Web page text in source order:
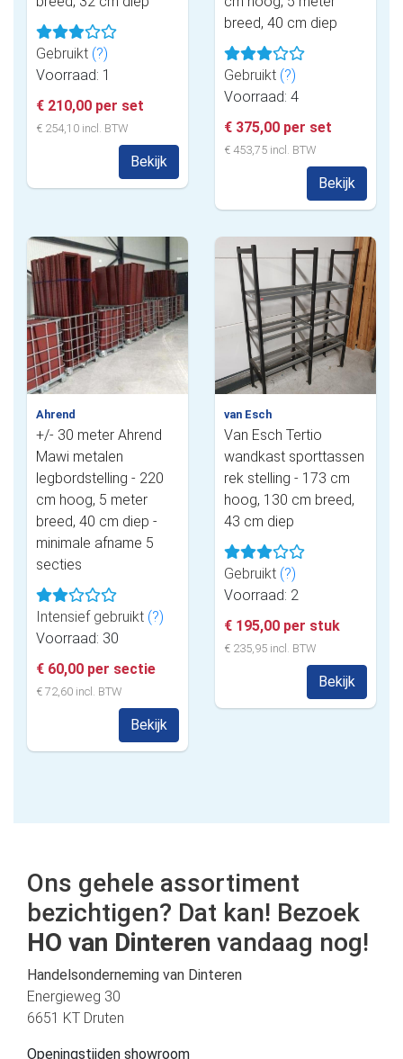
Gebruikt (?)
Voorraad: 1
€ 210,00 per set
€ 254,10 incl. BTW
Bekijk
breed, 40 cm diep
Gebruikt (?)
Voorraad: 4
€ 375,00 per set
€ 453,75 incl. BTW
Bekijk
Ahrend
+/- 30 meter Ahrend
Mawi metalen
legbordstelling - 220
cm hoog, 5 meter
breed, 40 cm diep -
minimale afname 5
secties
Intensief gebruikt (?)
Voorraad: 30
€ 60,00 per sectie
€ 72,60 incl. BTW
Bekijk
van Esch
Van Esch Tertio
wandkast sporttassen
rek stelling - 173 cm
hoog, 130 cm breed,
43 cm diep
Gebruikt (?)
Voorraad: 2
€ 195,00 per stuk
€ 235,95 incl. BTW
Bekijk
Ons gehele assortiment
bezichtigen? Dat kan! Bezoek
HO van Dinteren vandaag nog!
Handelsonderneming van Dinteren
Energieweg 30
6651 KT Druten
Openingstijden showroom